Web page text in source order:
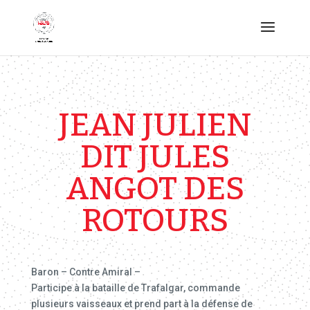
JEAN JULIEN
DIT JULES
ANGOT DES
ROTOURS
Baron – Contre Amiral –
Participe à la bataille de Trafalgar, commande
plusieurs vaisseaux et prend part à la défense de